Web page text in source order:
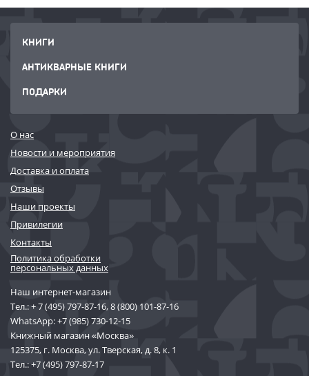
КНИГИ
АНТИКВАРНЫЕ КНИГИ
ПОДАРКИ
О нас
Новости и мероприятия
Доставка и оплата
Отзывы
Наши проекты
Привилегии
Контакты
Политика обработки
персональных данных
Наш интернет-магазин
Тел.:+ 7 (495) 797-87-16,8 (800) 101-87-16
WhatsApp:+7 (985) 730-12-15
Книжный магазин «Москва»
125375, г. Москва, ул. Тверская, д. 8, к. 1
Тел.:+7 (495) 797-87-17